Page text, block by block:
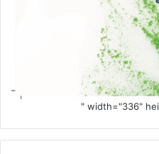
" width="336"